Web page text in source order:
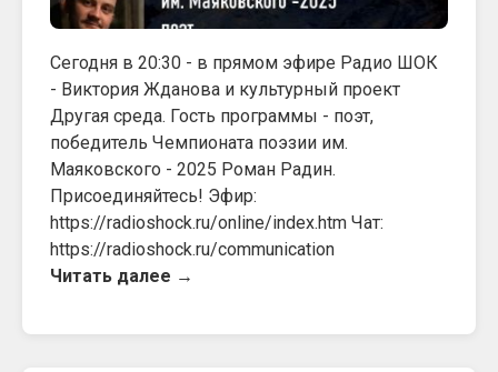
Сегодня в 20:30 - в прямом эфире Радио ШОК
- Виктория Жданова и культурный проект
Другая среда. Гость программы - поэт,
победитель Чемпионата поэзии им.
Маяковского - 2025 Роман Радин.
Присоединяйтесь! Эфир:
https://radioshock.ru/online/index.htm Чат:
https://radioshock.ru/communication
Читать далее →